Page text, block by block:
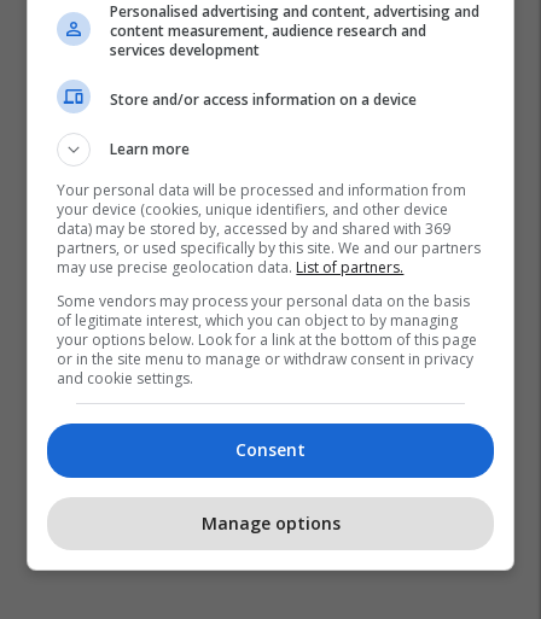
Personalised advertising and content, advertising and
content measurement, audience research and
services development
Store and/or access information on a device
Learn more
Your personal data will be processed and information from
your device (cookies, unique identifiers, and other device
data) may be stored by, accessed by and shared with 369
partners, or used specifically by this site. We and our partners
may use precise geolocation data. List of partners.
Some vendors may process your personal data on the basis
of legitimate interest, which you can object to by managing
your options below. Look for a link at the bottom of this page
or in the site menu to manage or withdraw consent in privacy
and cookie settings.
Consent
Manage options